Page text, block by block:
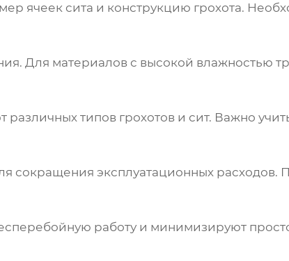
ячеек сита и конструкцию грохота.
Для материалов с высокой влажностью
типов грохотов и сит. Важно
сокращения эксплуатационных расходов.
работу и минимизируют